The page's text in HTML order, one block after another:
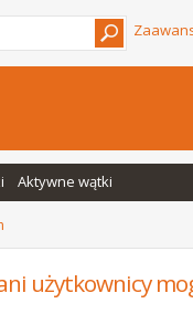
Aktywne wątki
użytkownicy